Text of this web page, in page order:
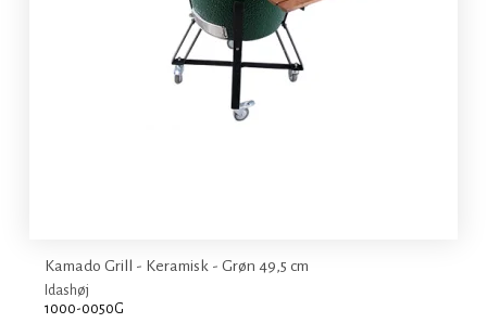
Kamado Grill - Keramisk - Grøn 49,5 cm
Idashøj
1000-0050G